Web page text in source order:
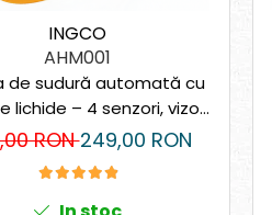
INGCO
AHM001
de sudură automată cu
lichide – 4 senzori, vizor
XL, protecție DIN 16
RON249,00 RON